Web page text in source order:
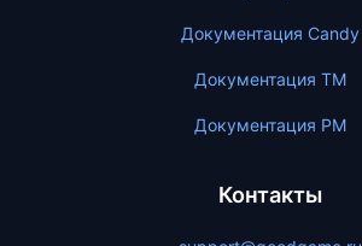
Документация Candy
Документация ТМ
Документация PM
Контакты